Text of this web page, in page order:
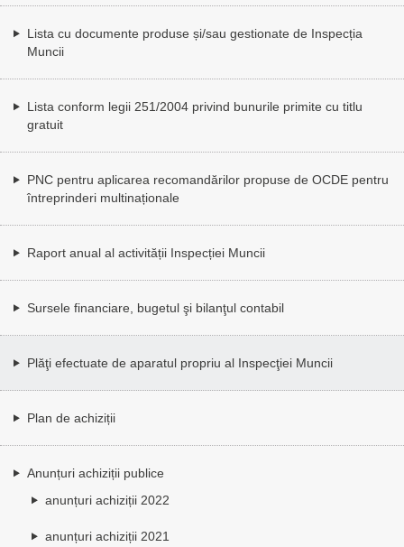
Lista cu documente produse și/sau gestionate de Inspecția
Muncii
Lista conform legii 251/2004 privind bunurile primite cu titlu
gratuit
PNC pentru aplicarea recomandărilor propuse de OCDE pentru
întreprinderi multinaționale
Raport anual al activității Inspecției Muncii
Sursele financiare, bugetul şi bilanţul contabil
Plăţi efectuate de aparatul propriu al Inspecţiei Muncii
Plan de achiziții
Anunțuri achiziții publice
anunțuri achiziții 2022
anunțuri achiziții 2021